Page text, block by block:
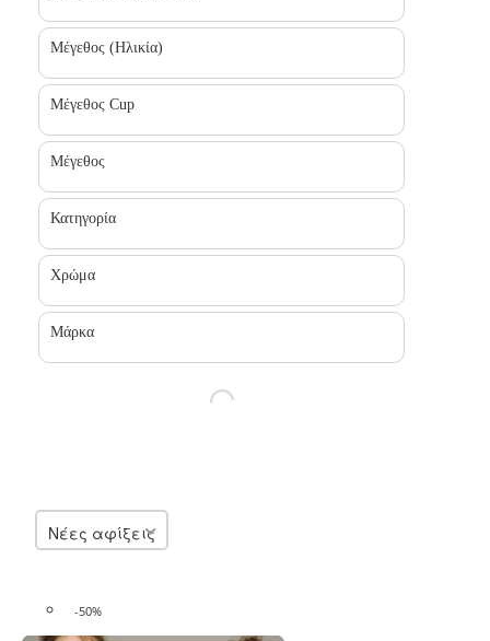
Νέες αφίξεις
-50%
Μέγεθος (Ηλικία)
Μέγεθος Cup
Μέγεθος
Κατηγορία
Χρώμα
Μάρκα